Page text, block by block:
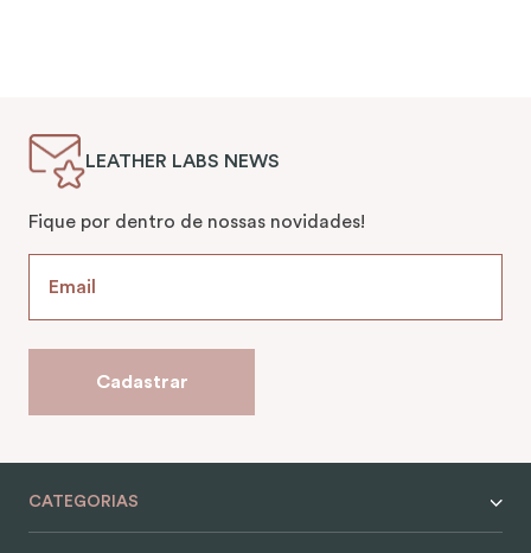
LEATHER LABS NEWS
Fique por dentro de nossas novidades!
Cadastrar
CATEGORIAS